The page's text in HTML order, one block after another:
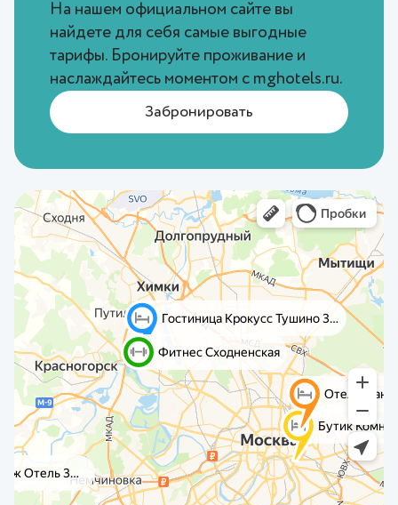
На нашем официальном сайте вы
найдете для себя самые выгодные
тарифы. Бронируйте проживание и
наслаждайтесь моментом с mghotels.ru.
Забронировать